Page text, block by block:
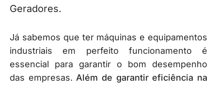
Geradores.
Já sabemos que ter máquinas e equipamentos
industriais em perfeito funcionamento é
essencial para garantir o bom desempenho
das empresas. Além de garantir eficiência na